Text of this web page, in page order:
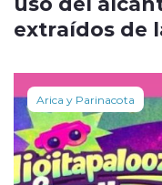
extraídos de
Arica y Parinacota